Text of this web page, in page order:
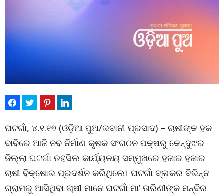
ଘଟଗାଁ, ୪.୧.୧୭ (ଓଡ଼ିଆ ପୁଅ/ଭବାନୀ ପ୍ରସାଦ) – ଚାଷୀଙ୍କ ହକ
ଦାବିରେ ଆଜି ନବ ନିର୍ମାଣ କୃଷକ ସଂଗଠନ ପକ୍ଷରୁ କେନ୍ଦୁଝର
ଜିଲ୍ଲା ଘଟଗାଁ ତହସିଲ କାର୍ଯ୍ୟଳୟ ସମ୍ମୁଖରେ ହଜାର ହଜାର
ଚାଷୀ ବିକ୍ଷୋଭ ପ୍ରଦର୍ଶନ କରିଥିଲେ। ଘଟଗାଁ ବ୍ଲକର ବିଭିନ୍ନ
ଗ୍ରାମରୁ ଆସିଥିବା ଚାଷୀ ମାନେ ଘଟଗାଁ ମା’ ତାରିଣୀଙ୍କ ମନ୍ଦିର